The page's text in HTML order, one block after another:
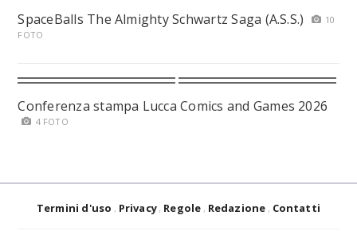
SpaceBalls The Almighty Schwartz Saga (A.S.S.)
10
FOTO
Conferenza stampa Lucca Comics and Games 2026
4 FOTO
Termini d'uso Privacy Regole Redazione Contatti